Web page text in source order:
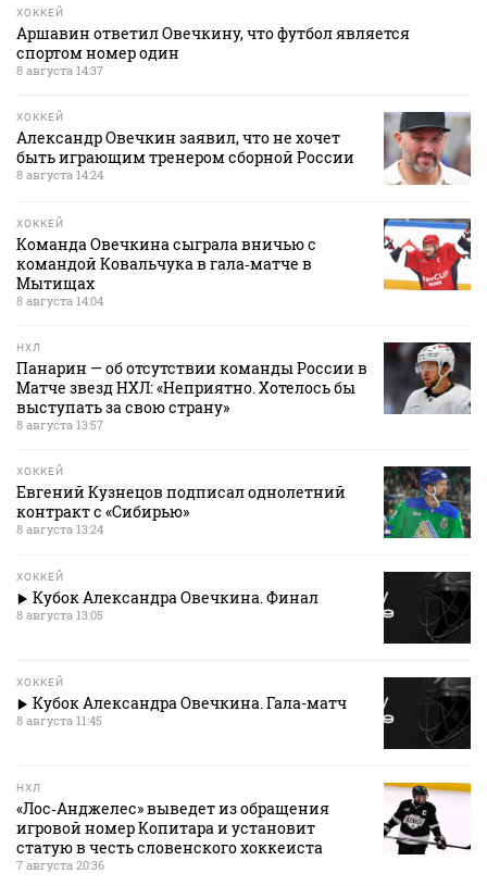
ХОККЕЙ
Аршавин ответил Овечкину, что футбол является
спортом номер один
8 августа 14:37
ХОККЕЙ
Александр Овечкин заявил, что не хочет
быть играющим тренером сборной России
8 августа 14:24
ХОККЕЙ
Команда Овечкина сыграла вничью с
командой Ковальчука в гала‑матче в
Мытищах
8 августа 14:04
НХЛ
Панарин — об отсутствии команды России в
Матче звезд НХЛ: «Неприятно. Хотелось бы
выступать за свою страну»
8 августа 13:57
ХОККЕЙ
Евгений Кузнецов подписал однолетний
контракт с «Сибирью»
8 августа 13:24
ХОККЕЙ
Кубок Александра Овечкина. Финал
8 августа 13:05
ХОККЕЙ
Кубок Александра Овечкина. Гала-матч
8 августа 11:45
НХЛ
«Лос‑Анджелес» выведет из обращения
игровой номер Копитара и установит
статую в честь словенского хоккеиста
7 августа 20:36